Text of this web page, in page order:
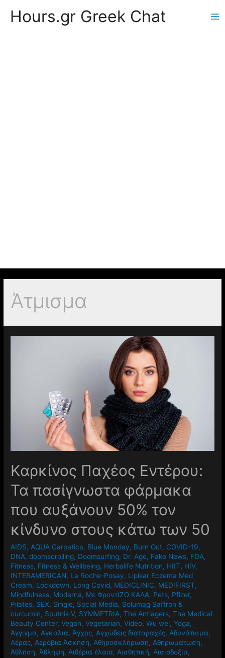
Hours.gr Greek Chat
Άτμισμα
Καρκίνος Παχέος Εντέρου:
Τα πασίγνωστα φάρμακα
που αυξάνουν 50% τον
κίνδυνο στους κάτω των 50
AIDS,AQUA Carpatica, Blue Monday, Burn Out, COVID-19,
DNA,doomscrolling, Doomsurfing, Dr. Age, Fake News, FDA,
Fitness, Fitness & Wellbeing, Herbalife Nutrition, HIIT, HIV,
INTERAMERICAN, La Roche-Posay, Lipikar Eczema Med
Cream, Lockdown, Long Covid, MEDICLINIC, MEDIFIRST,
Mindfulness, Moderna, Mε ΦροντίΖΩ ΚΑΛΑ, Pets, Pfizer,
Pilates, SEX, Single, Social Media, Solumag Saffron &
curcumin, Sputnik-V, SYMMETRIA,The Antiagers,The Medical
Beauty Center,Vegan,Vegetarian,Video,Wu wei,Yoga,
Άγγιγμα,Αγκαλιά,Άγχος,Αγχώδεις διαταραχές,Αδυνάτισμα,
Αέρας,Αερόβια Άσκηση,Αθηροσκλήρωση,Αθηρωμάτωση,
Άθληση,Άθληψη,Αιθέρια έλαια,Αισθητική,Αισιοδοξία,